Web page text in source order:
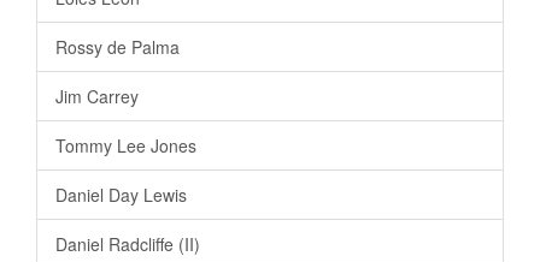
Rossy de Palma
Jim Carrey
Tommy Lee Jones
Daniel Day Lewis
Daniel Radcliffe (II)